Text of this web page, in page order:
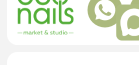
политика в отношении обработки
персональных данных
договор-оферта